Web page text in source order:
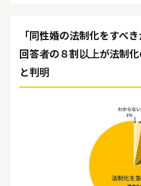
ログイン
リリースを配信する
「同性婚の法制化をすべ
回答者の８割以上が法制
と判明